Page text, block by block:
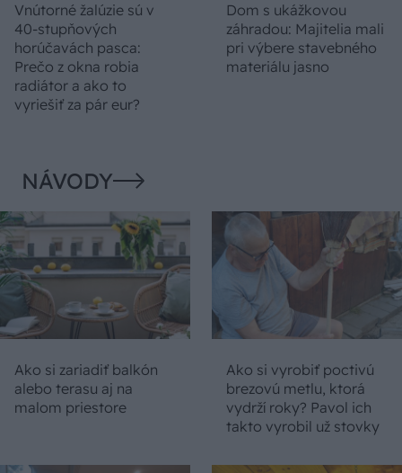
Vnútorné žalúzie sú v
40-stupňových
horúčavách pasca:
Prečo z okna robia
radiátor a ako to
vyriešiť za pár eur?
Dom s ukážkovou
záhradou: Majitelia mali
pri výbere stavebného
materiálu jasno
NÁVODY
Ako si zariadiť balkón
alebo terasu aj na
malom priestore
Ako si vyrobiť poctivú
brezovú metlu, ktorá
vydrží roky? Pavol ich
takto vyrobil už stovky